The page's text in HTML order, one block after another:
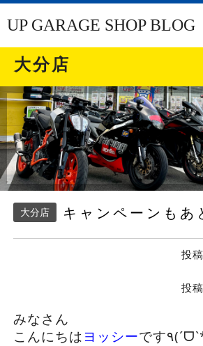
UP GARAGE SHOP BLOG
大分店
大分店 キャンペーンもあ
投
投
みなさん
こんにちはヨッシー